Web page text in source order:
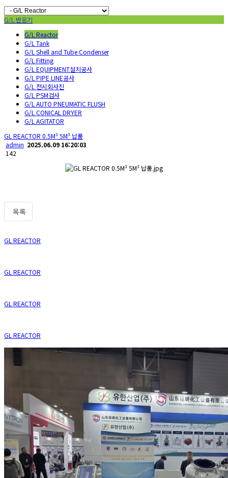
G/L 반응기
G/L Reactor
G/L Tank
G/L Shell and Tube Condenser
G/L Fitting
G/L EQUIPMENT설치공사
G/L PIPE LINE공사
G/L 전시회사진
G/L PSM검사
G/L AUTO PNEUMATIC FLUSH
G/L CONICAL DRYER
G/L AGITATOR
GL REACTOR 0.5M³ 5M³ 납품
admin 2025.06.09 16:20:03
142
목록
GL REACTOR
GL REACTOR
GL REACTOR
GL REACTOR